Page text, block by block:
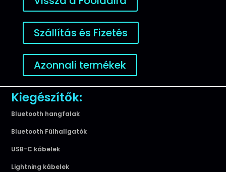
Szállítás és Fizetés
Azonnali termékek
Kiegészítők:
Bluetooth hangfalak
Bluetooth Fülhallgatók
USB-C kábelek
Lightning kábelek